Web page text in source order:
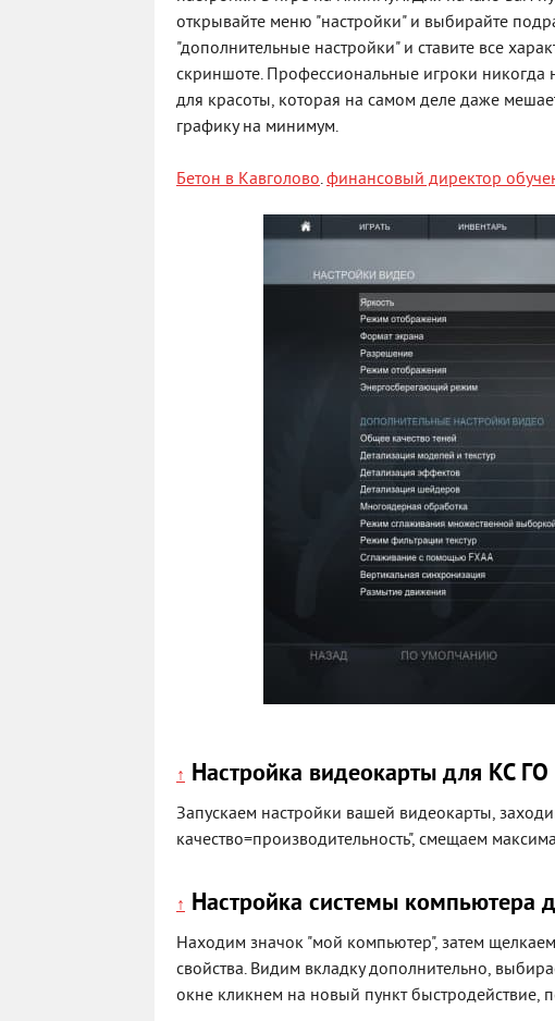
открывайте меню "настройки" и выбирайте
"дополнительные настройки" и ставите все
скриншоте. Профессиональные игроки никогда
для красоты, которая на самом деле даже
графику на минимум.
Бетон в Кавголово.финансовый директор
↑ Настройка видеокарты для КС ГО
Запускаем настройки вашей видеокарты,
качество=производительность", смещаем
↑ Настройка системы компьютера
Находим значок "мой компьютер", затем
свойства. Видим вкладку дополнительно,
окне кликнем на новый пункт быстродействие,